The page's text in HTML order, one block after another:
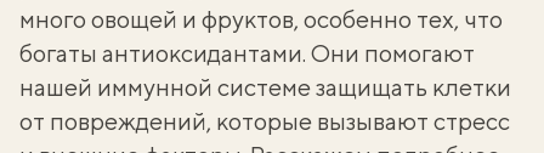
много овощей и фруктов, особенно тех, что
богаты антиоксидантами. Они помогают
нашей иммунной системе защищать клетки
от повреждений, которые вызывают стресс